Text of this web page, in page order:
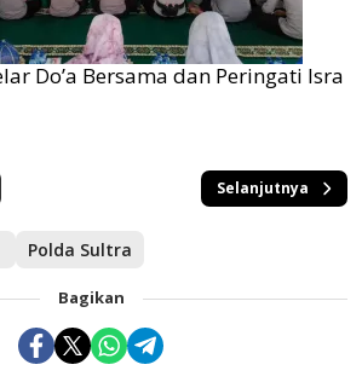
Do’a Bersama dan Peringati Isra
Selanjutnya
Polda Sultra
Bagikan